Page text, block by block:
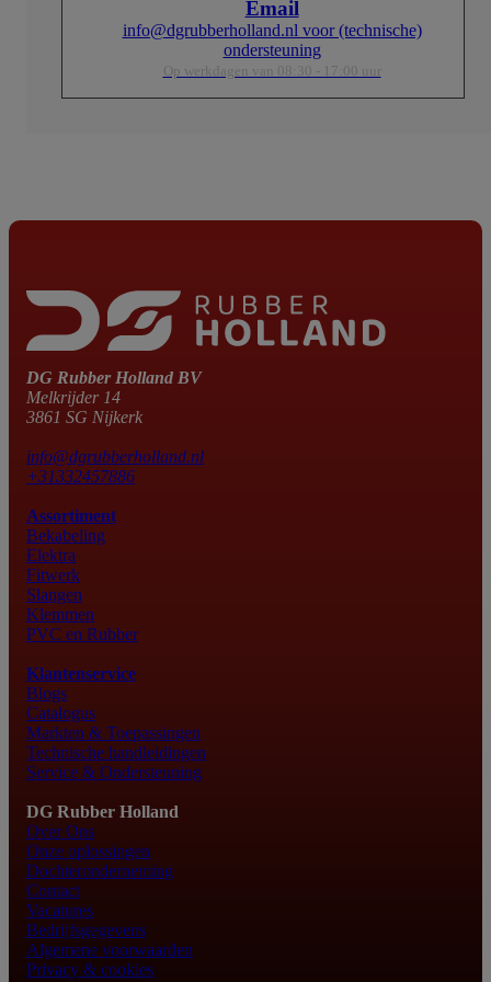
Email
info@dgrubberholland.nl voor (technische)
ondersteuning
Op werkdagen van 08:30 - 17:00 uur
DG Rubber Holland BV
Melkrijder 14
3861 SG Nijkerk
info@dgrubberholland.nl
+31332457886
Assortiment
Bekabeling
Elektra
Fitwerk
Slangen
Klemmen
PVC en Rubber
Klantenservice
Blogs
Catalogus
Markten & Toepassingen
Technische handleidingen
Service & Ondersteuning
DG Rubber Holland
Over Ons
Onze oplossingen
Dochteronderneming
Contact
Vacatures
Bedrijfsgegevens
Algemene voorwaarden
Privacy & cookies